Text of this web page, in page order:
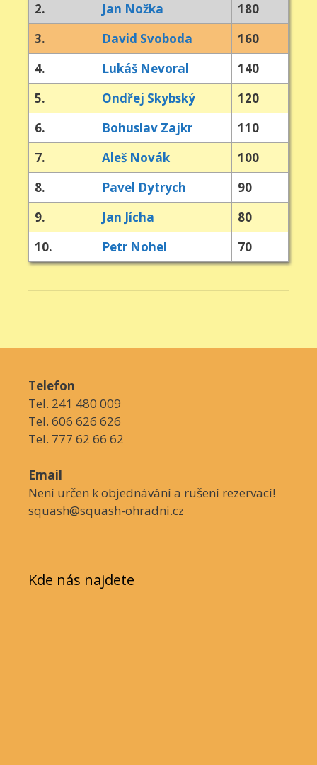
2.
Jan Nožka
180
3.
David Svoboda
160
4.
Lukáš Nevoral
140
5.
Ondřej Skybský
120
6.
Bohuslav Zajkr
110
7.
Aleš Novák
100
8.
Pavel Dytrych
90
9.
Jan Jícha
80
10.
Petr Nohel 70
Telefon
Tel. 241 480 009
Tel. 606 626 626
Tel. 777 62 66 62
Email
Není určen k objednávání a rušení rezervací!
squash@squash-ohradni.cz
Kde nás najdete